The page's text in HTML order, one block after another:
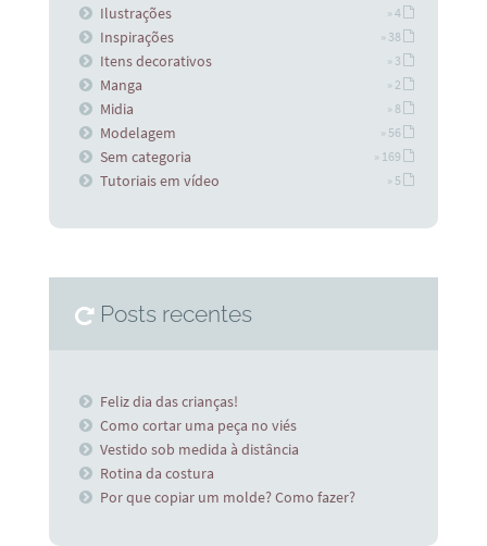
Ilustrações » 4
Inspirações » 38
Itens decorativos » 3
Manga » 2
Midia » 8
Modelagem » 56
Sem categoria » 169
Tutoriais em vídeo » 5
Posts recentes
Feliz dia das crianças!
Como cortar uma peça no viés
Vestido sob medida à distância
Rotina da costura
Por que copiar um molde? Como fazer?